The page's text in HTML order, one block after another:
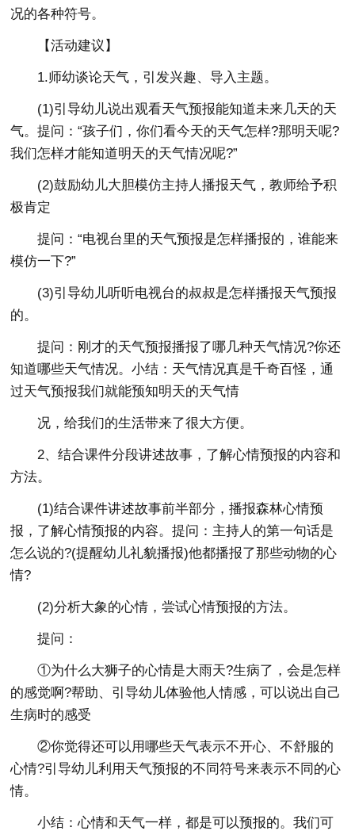
况的各种符号。
【活动建议】
1.师幼谈论天气，引发兴趣、导入主题。
(1)引导幼儿说出观看天气预报能知道未来几天的天
气。提问：“孩子们，你们看今天的天气怎样?那明天呢?
我们怎样才能知道明天的天气情况呢?”
(2)鼓励幼儿大胆模仿主持人播报天气，教师给予积
极肯定
提问：“电视台里的天气预报是怎样播报的，谁能来
模仿一下?”
(3)引导幼儿听听电视台的叔叔是怎样播报天气预报
的。
提问：刚才的天气预报播报了哪几种天气情况?你还
知道哪些天气情况。小结：天气情况真是千奇百怪，通
过天气预报我们就能预知明天的天气情
况，给我们的生活带来了很大方便。
2、结合课件分段讲述故事，了解心情预报的内容和
方法。
(1)结合课件讲述故事前半部分，播报森林心情预
报，了解心情预报的内容。提问：主持人的第一句话是
怎么说的?(提醒幼儿礼貌播报)他都播报了那些动物的心
情?
(2)分析大象的心情，尝试心情预报的方法。
提问：
①为什么大狮子的心情是大雨天?生病了，会是怎样
的感觉啊?帮助、引导幼儿体验他人情感，可以说出自己
生病时的感受
②你觉得还可以用哪些天气表示不开心、不舒服的
心情?引导幼儿利用天气预报的不同符号来表示不同的心
情。
小结：心情和天气一样，都是可以预报的。我们可